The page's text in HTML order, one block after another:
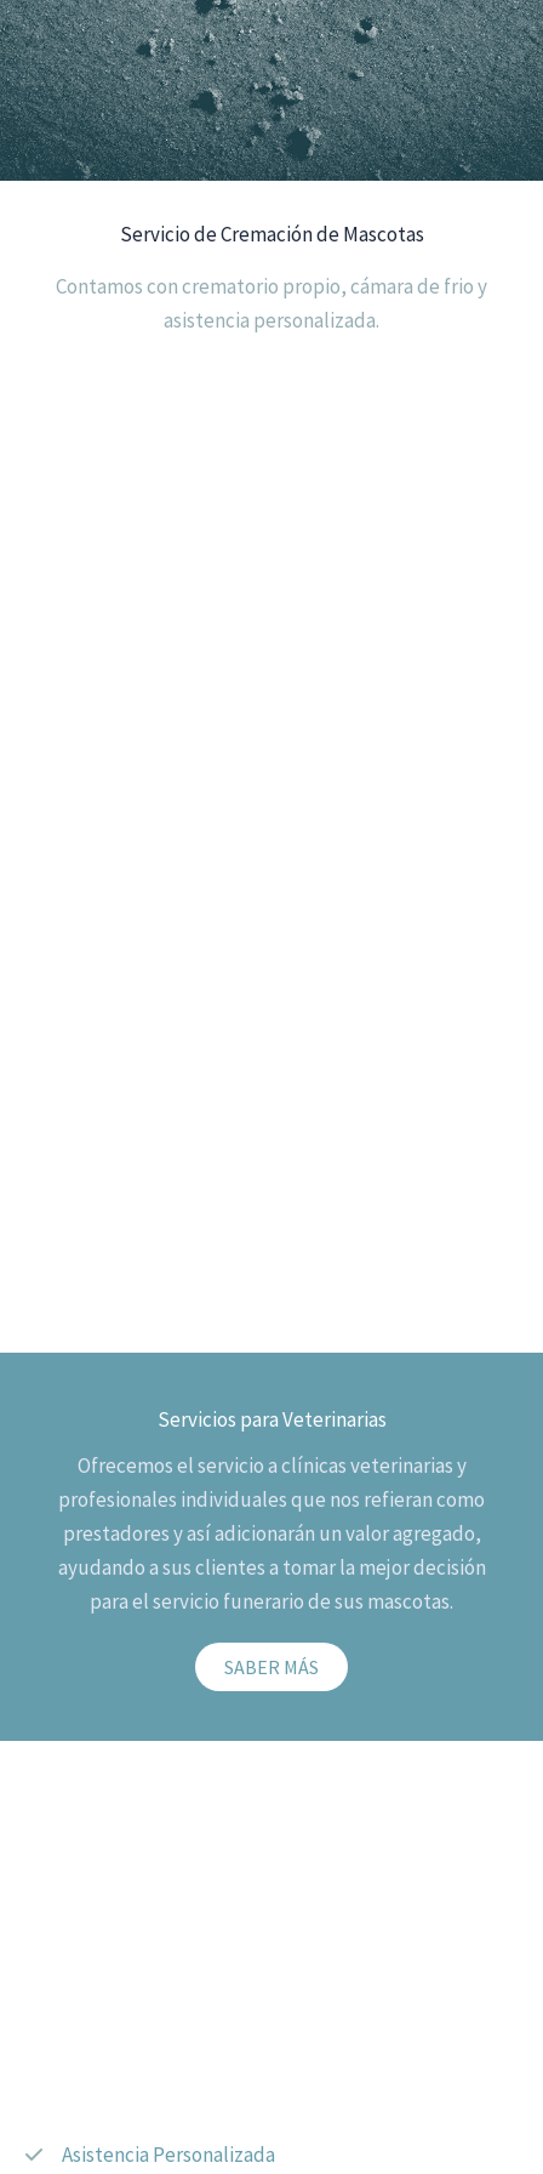
Servicio de Cremación de Mascotas
Contamos con crematorio propio, cámara de frio y
asistencia personalizada.
Servicios para Veterinarias
Ofrecemos el servicio a clínicas veterinarias y
profesionales individuales que nos refieran como
prestadores y así adicionarán un valor agregado,
ayudando a sus clientes a tomar la mejor decisión
para el servicio funerario de sus mascotas.
SABER MÁS
Asistencia Personalizada